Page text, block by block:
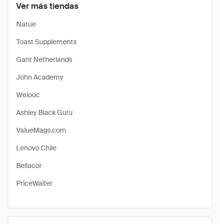
Ver más tiendas
Natue
Toast Supplements
Gant Netherlands
John Academy
Welooc
Ashley Black Guru
ValueMags.com
Lenovo Chile
Bellacor
PriceWaiter